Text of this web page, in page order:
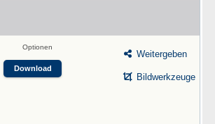
Optionen
Download
Weitergeben
Bildwerkzeuge